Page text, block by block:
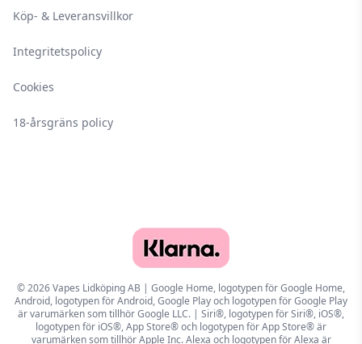
Köp- & Leveransvillkor
Integritetspolicy
Cookies
18-årsgräns policy
© 2026 Vapes Lidköping AB | Google Home, logotypen för Google Home,
Android, logotypen för Android, Google Play och logotypen för Google Play
är varumärken som tillhör Google LLC. | Siri®, logotypen för Siri®, iOS®,
logotypen för iOS®, App Store® och logotypen för App Store® är
varumärken som tillhör Apple Inc. Alexa och logotypen för Alexa är